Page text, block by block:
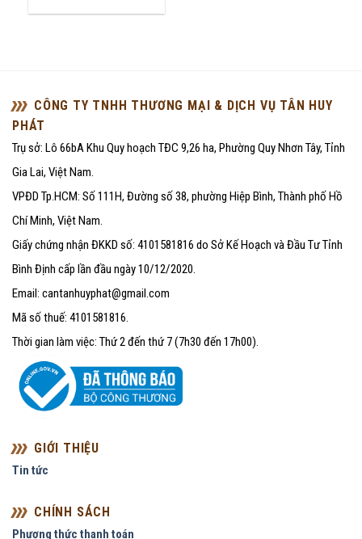
sao
CÔNG TY TNHH THƯƠNG MẠI & DỊCH VỤ TÂN HUY
PHÁT
Trụ sở: Lô 66bA Khu Quy hoạch TĐC 9,26 ha, Phường Quy Nhơn Tây, Tỉnh
Gia Lai, Việt Nam.
VPĐD Tp.HCM: Số 111H, Đường số 38, phường Hiệp Bình, Thành phố Hồ
Chí Minh, Việt Nam.
Giấy chứng nhận ĐKKD số: 4101581816 do Sở Kế Hoạch và Đầu Tư Tỉnh
Bình Định cấp lần đầu ngày 10/12/2020.
Email: cantanhuyphat@gmail.com
Mã số thuế: 4101581816.
Thời gian làm việc: Thứ 2 đến thứ 7 (7h30 đến 17h00).
GIỚI THIỆU
Tin tức
CHÍNH SÁCH
Phương thức thanh toán